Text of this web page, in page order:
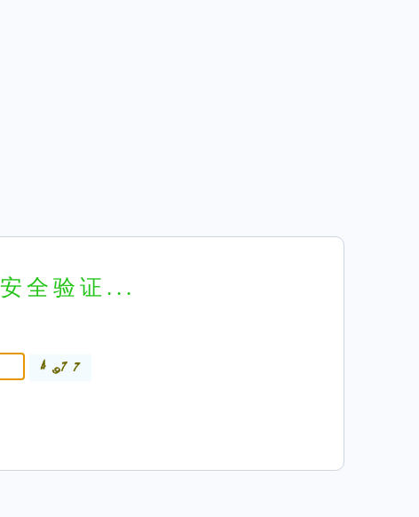
安全验证...